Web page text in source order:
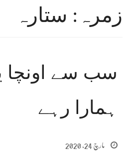
زمرہ: ستارہ
سب سے اونچا
ہمارا رہے
مارچ 24, 2020